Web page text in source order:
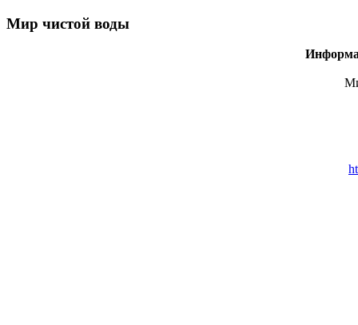
Мир чистой воды